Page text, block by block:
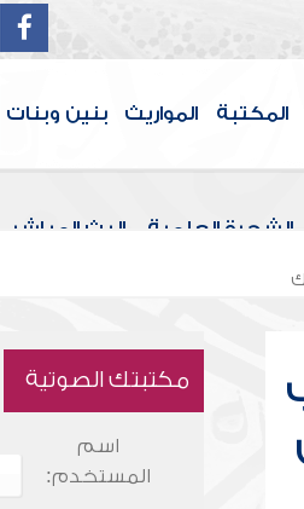
المكتبة المواريث بنين وبنات
الشجرة العلمية البث المباشر
مكتبتك الصوتية
اسم
المستخدم: